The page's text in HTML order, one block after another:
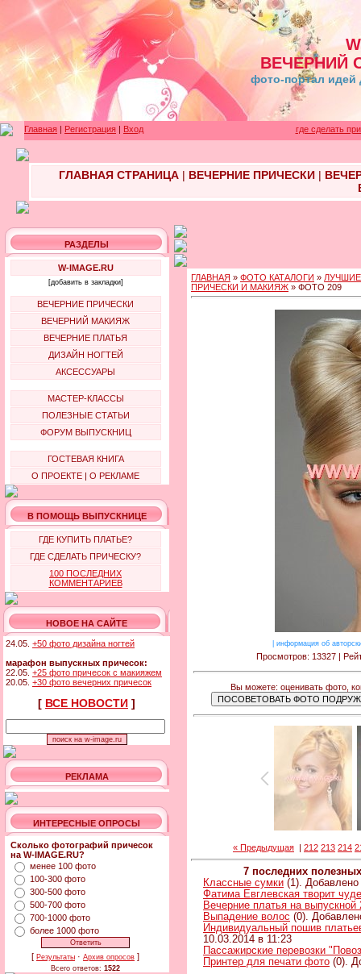
ВЕЧЕРНИЙ
фото-портал идей
Главная | Регистрация | Вход где сделать
ГЛАВНАЯ СТРАНИЦА| ВЕЧЕРНИЕ ПРИЧЕСКИ|
РАЗДЕЛЫ
W-IMAGE.RU
[добавить в закладки]
ВЕЧЕРНИЕ ПРИЧЕСКИ
ВЕЧЕРНИЙ МАКИЯЖ
ВЕЧЕРНИЕ ПЛАТЬЯ
ДИЗАЙН НОГТЕЙ
АКСЕССУАРЫ
МАСТЕР-КЛАССЫ
ПОЛЕЗНЫЕ СТАТЬИ
ФОРУМ ВЫПУСКНИЦ
ГОСТЕВАЯ КНИГА
О ПРОЕКТЕ | О РЕКЛАМЕ
В ПОМОЩЬ ВЫПУСКНИЦЕ
ГДЕ КУПИТЬ ПЛАТЬЕ?
ГДЕ СДЕЛАТЬ ПРИЧЕСКУ?
100 ПОСЛЕДНИХ
КОММЕНТАРИЕВ
НОВОЕ НА САЙТЕ
24.05. +50 фото дизайна ногтей
марафон выпускных причесок:
22.05. +25 фото причесок с макияжем
20.05. +30 фото вечерних причесок
[ ВСЕ НОВОСТИ ]
РЕКЛАМА
ИНТЕРЕСНЫЕ ОПРОСЫ
Сколько фотографий причесок
на W-IMAGE.RU?
менее 100 фото
100-300 фото
300-500 фото
500-700 фото
700-1000 фото
более 1000 фото
[ Результаты · Архив опросов ]
Всего ответов: 1522
ГЛАВНАЯ » ФОТО КАТАЛОГИ »
ПРИЧЕСКИ И МАКИЯЖ » ФОТО 209
информация об
Просмотров: 13327 |
Вы можете: оценивать фото,
« Предыдущая | 212 213 214
7 последних
Классные сумки (1).
Фатима Евглевская творит
Вечерние платья на выпускной
Выпадение волос (0).
Индивидуальный пошив
10.03.2014 в 11:23
Пассажирские перевозки
Принтер для печати фото (0).